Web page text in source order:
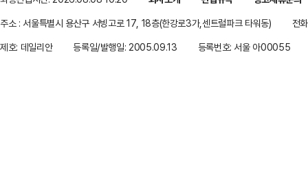
주소 : 서울특별시 용산구 서빙고로 17, 18층(한강로3가,센트럴파크 타워동)
전
제호: 데일리안
등록일/발행일: 2005.09.13 등록번호: 서울 아00055